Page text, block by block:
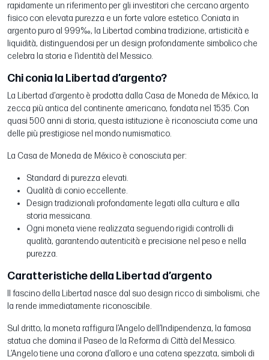
rapidamente un riferimento per gli investitori che cercano argento
fisico con elevata purezza e un forte valore estetico. Coniata in
argento puro al 999‰, la Libertad combina tradizione, artisticità e
liquidità, distinguendosi per un design profondamente simbolico che
celebra la storia e l’identità del Messico.
Chi conia la Libertad d’argento?
La Libertad d’argento è prodotta dalla Casa de Moneda de México, la
zecca più antica del continente americano, fondata nel 1535. Con
quasi 500 anni di storia, questa istituzione è riconosciuta come una
delle più prestigiose nel mondo numismatico.
La Casa de Moneda de México è conosciuta per:
Standard di purezza elevati.
Qualità di conio eccellente.
Design tradizionali profondamente legati alla cultura e alla
storia messicana.
Ogni moneta viene realizzata seguendo rigidi controlli di
qualità, garantendo autenticità e precisione nel peso e nella
purezza.
Caratteristiche della Libertad d’argento
Il fascino della Libertad nasce dal suo design ricco di simbolismi, che
la rende immediatamente riconoscibile.
Sul dritto, la moneta raffigura l’Angelo dell’Indipendenza, la famosa
statua che domina il Paseo de la Reforma di Città del Messico.
L’Angelo tiene una corona d’alloro e una catena spezzata, simboli di